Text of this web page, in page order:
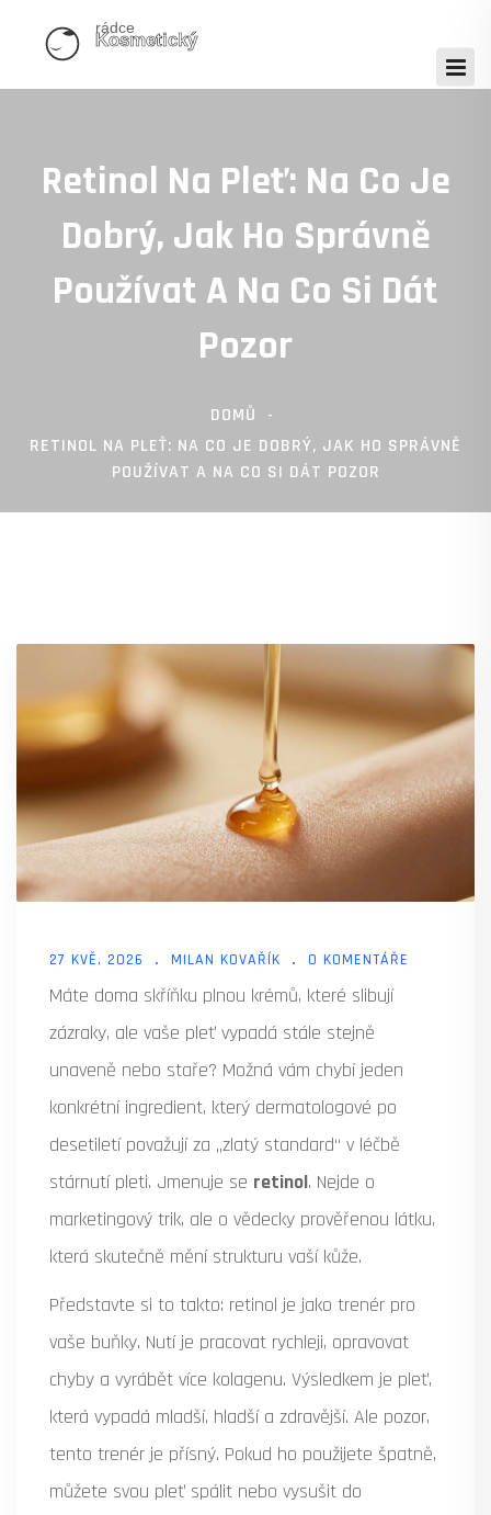
Retinol Na Pleť: Na Co Je
Dobrý, Jak Ho Správně
Používat A Na Co Si Dát
Pozor
DOMŮ
RETINOL NA PLEŤ: NA CO JE DOBRÝ, JAK HO SPRÁVNĚ
POUŽÍVAT A NA CO SI DÁT POZOR
27 KVĚ, 2026 MILAN KOVAŘÍK 0 KOMENTÁŘE
Máte doma skříňku plnou krémů, které slibují
zázraky, ale vaše pleť vypadá stále stejně
unaveně nebo staře? Možná vám chybí jeden
konkrétní ingredient, který dermatologové po
desetiletí považují za „zlatý standard“ v léčbě
stárnutí pleti. Jmenuje se retinol. Nejde o
marketingový trik, ale o vědecky prověřenou látku,
která skutečně mění strukturu vaší kůže.
Představte si to takto: retinol je jako trenér pro
vaše buňky. Nutí je pracovat rychleji, opravovat
chyby a vyrábět více kolagenu. Výsledkem je pleť,
která vypadá mladší, hladší a zdravější. Ale pozor,
tento trenér je přísný. Pokud ho použijete špatně,
můžete svou pleť spálit nebo vysušit do